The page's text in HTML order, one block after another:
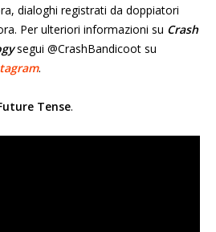
dialoghi registrati da doppiatori
Per ulteriori informazioni su Crash
segui @CrashBandicoot su
.
Tense.